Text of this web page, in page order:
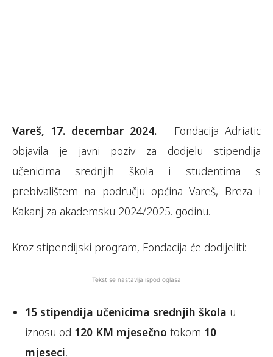
Vareš, 17. decembar 2024. – Fondacija Adriatic
objavila je javni poziv za dodjelu stipendija
učenicima srednjih škola i studentima s
prebivalištem na području općina Vareš, Breza i
Kakanj za akademsku 2024/2025. godinu.
Kroz stipendijski program, Fondacija će dodijeliti:
Tekst se nastavlja ispod oglasa
15 stipendija učenicima srednjih škola u
iznosu od 120 KM mjesečno tokom 10
mjeseci,